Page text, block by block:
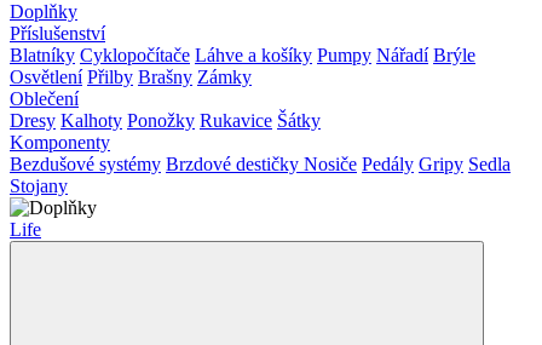
Doplňky
Příslušenství
Blatníky Cyklopočítače Láhve a košíky Pumpy Nářadí Brýle
Osvětlení Přilby Brašny Zámky
Oblečení
Dresy Kalhoty Ponožky Rukavice Šátky
Komponenty
Bezdušové systémy Brzdové destičky Nosiče Pedály Gripy Sedla
Stojany
Life